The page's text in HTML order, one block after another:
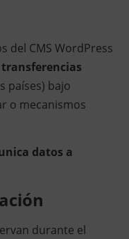
del CMS WordPress
transferencias
países) bajo
o mecanismos
datos a
durante el